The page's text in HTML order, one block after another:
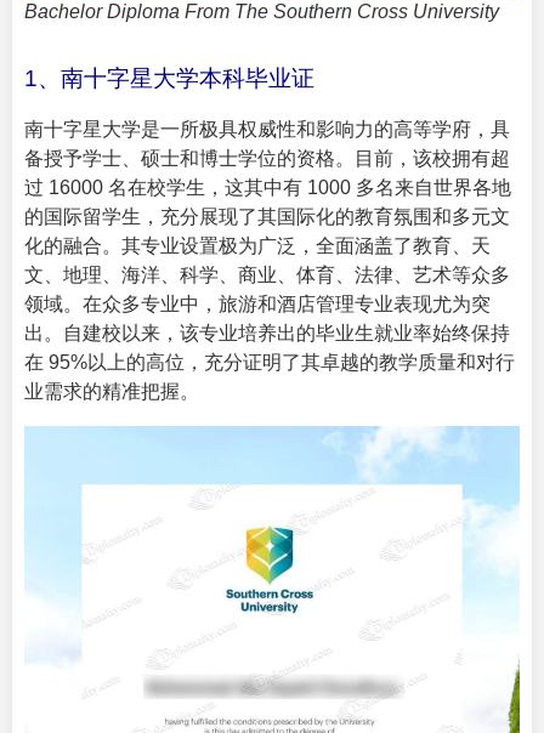
Bachelor Diploma From The Southern Cross University
1、南十字星大学本科毕业证
南十字星大学是一所极具权威性和影响力的高等学府，具
备授予学士、硕士和博士学位的资格。目前，该校拥有超
过 16000 名在校学生，这其中有 1000 多名来自世界各地
的国际留学生，充分展现了其国际化的教育氛围和多元文
化的融合。其专业设置极为广泛，全面涵盖了教育、天
文、地理、海洋、科学、商业、体育、法律、艺术等众多
领域。在众多专业中，旅游和酒店管理专业表现尤为突
出。自建校以来，该专业培养出的毕业生就业率始终保持
在 95%以上的高位，充分证明了其卓越的教学质量和对行
业需求的精准把握。